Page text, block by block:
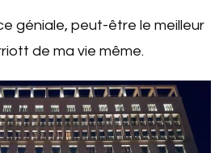
géniale, peut-être le meilleur
de ma vie même.